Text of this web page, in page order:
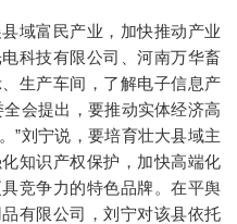
富民产业，加快推动产业
科技有限公司、河南万华畜
生产车间，了解电子信息产
会提出，要推动实体经济高
”刘宁说，要培育壮大县域主
知识产权保护，加快高端化
竞争力的特色品牌。在平舆
有限公司，刘宁对该县依托